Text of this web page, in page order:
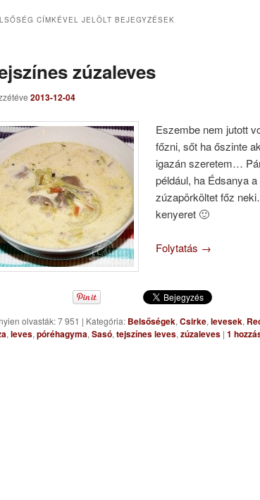
CÍMKÉVEL JELÖLT BEJEGYZÉSEK
zúzaleves
2013-12-04
Eszembe nem jutott
főzni, sőt ha őszinte
igazán szeretem…
például, ha Édsanya
zúzapörköltet főz
kenyeret 🙂
Folytatás →
olvasták: 7 951 | Kategória: Belsőségek, Csirke, levesek,
, leves, póréhagyma, Sasó, tejszínes leves, zúzaleves | 1